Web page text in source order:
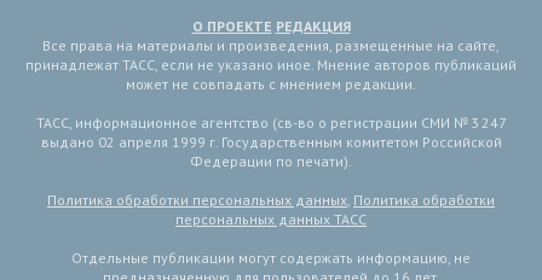
О ПРОЕКТЕ РЕДАКЦИЯ
Все права на материалы и произведения, размещенные на сайте,
принадлежат ТАСС, если не указано иное. Мнение авторов публикаций
может не совпадать с мнением редакции.
ТАСС, информационное агентство (св-во о регистрации СМИ № 3 247
выдано 02 апреля 1999 г. Государственным комитетом Российской
Федерации по печати).
Политика обработки персональных данных, Политика обработки
персональных данных ТАСС
Отдельные публикации могут содержать информацию, не